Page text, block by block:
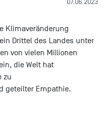
07.06.2023
Klimaveränderung
Drittel des Landes unter
von vielen Millionen
die Welt hat
zu
geteilter Empathie.